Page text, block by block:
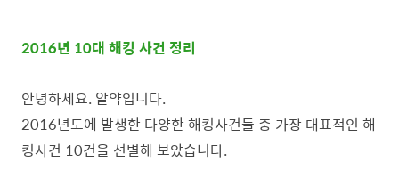
2016년 10대 해킹 사건 정리
안녕하세요. 알약입니다.
2016년도에 발생한 다양한 해킹사건들 중 가장 대표적인 해
킹사건 10건을 선별해 보았습니다.